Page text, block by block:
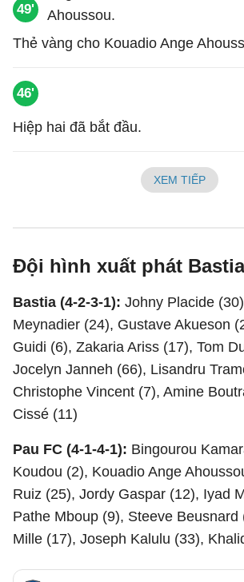
49'
Thẻ vàng cho Kouadio Ange
46'
Hiệp hai đã bắt đầu.
XEM TIẾP
Đội hình xuất phát
Bastia (4-2-3-1): Johny Placide
Meynadier (24), Gustave Akueson
Guidi (6), Zakaria Ariss (17), Tom
Jocelyn Janneh (66), Lisandru
Christophe Vincent (7), Amine
Cissé (11)
Pau FC (4-1-4-1): Bingourou
Koudou (2), Kouadio Ange
Ruiz (25), Jordy Gaspar (12), Iyad
Pathe Mboup (9), Steeve Beusnard
Mille (17), Joseph Kalulu (33),